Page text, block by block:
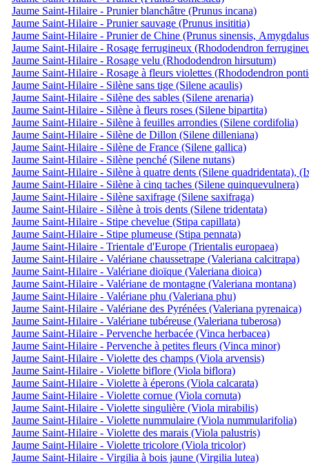
Jaume Saint-Hilaire - Prunier blanchâtre (Prunus incana)
Jaume Saint-Hilaire - Prunier sauvage (Prunus insititia)
Jaume Saint-Hilaire - Prunier de Chine (Prunus sinensis,
Jaume Saint-Hilaire - Rosage ferrugineux (Rhododendron
Jaume Saint-Hilaire - Rosage velu (Rhododendron hirsutum)
Jaume Saint-Hilaire - Rosage à fleurs violettes (Rhododendron
Jaume Saint-Hilaire - Silène sans tige (Silene acaulis)
Jaume Saint-Hilaire - Silène des sables (Silene arenaria)
Jaume Saint-Hilaire - Silène à fleurs roses (Silene bipartita)
Jaume Saint-Hilaire - Silène à feuilles arrondies (Silene cordifolia)
Jaume Saint-Hilaire - Silène de Dillon (Silene dilleniana)
Jaume Saint-Hilaire - Silène de France (Silene gallica)
Jaume Saint-Hilaire - Silène penché (Silene nutans)
Jaume Saint-Hilaire - Silène à quatre dents (Silene quadridentata),
Jaume Saint-Hilaire - Silène à cinq taches (Silene quinquevulnera)
Jaume Saint-Hilaire - Silène saxifrage (Silene saxifraga)
Jaume Saint-Hilaire - Silène à trois dents (Silene tridentata)
Jaume Saint-Hilaire - Stipe chevelue (Stipa capillata)
Jaume Saint-Hilaire - Stipe plumeuse (Stipa pennata)
Jaume Saint-Hilaire - Trientale d'Europe (Trientalis europaea)
Jaume Saint-Hilaire - Valériane chaussetrape (Valeriana calcitrapa)
Jaume Saint-Hilaire - Valériane dioïque (Valeriana dioica)
Jaume Saint-Hilaire - Valériane de montagne (Valeriana montana)
Jaume Saint-Hilaire - Valériane phu (Valeriana phu)
Jaume Saint-Hilaire - Valériane des Pyrénées (Valeriana pyrenaica)
Jaume Saint-Hilaire - Valériane tubéreuse (Valeriana tuberosa)
Jaume Saint-Hilaire - Pervenche herbacée (Vinca herbacea)
Jaume Saint-Hilaire - Pervenche à petites fleurs (Vinca minor)
Jaume Saint-Hilaire - Violette des champs (Viola arvensis)
Jaume Saint-Hilaire - Violette biflore (Viola biflora)
Jaume Saint-Hilaire - Violette à éperons (Viola calcarata)
Jaume Saint-Hilaire - Violette cornue (Viola cornuta)
Jaume Saint-Hilaire - Violette singulière (Viola mirabilis)
Jaume Saint-Hilaire - Violette nummulaire (Viola nummularifolia)
Jaume Saint-Hilaire - Violette des marais (Viola palustris)
Jaume Saint-Hilaire - Violette tricolore (Viola tricolor)
Jaume Saint-Hilaire - Virgilia à bois jaune (Virgilia lutea)